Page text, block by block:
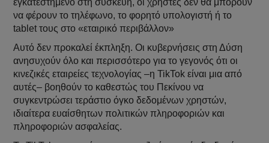
εγκατεστημένο στη συσκευή, οι χρήστες δεν θα μπορούν
να φέρουν το τηλέφωνο, το φορητό υπολογιστή ή το
tablet τους στο «εταιρικό περιβάλλον»
Αυτό δεν προκαλεί έκπληξη. Οι κυβερνήσεις στη Δύση
ανησυχούν όλο και περισσότερο για το γεγονός ότι οι
κινεζικές εταιρείες τεχνολογίας –η TikTok είναι μια από
αυτές– βοηθούν το καθεστώς του Πεκίνου να
συγκεντρώσει τεράστιο όγκο δεδομένων χρηστών,
ιδιαίτερα ευαίσθητων πολιτικών πληροφοριών και
πληροφοριών ασφαλείας.